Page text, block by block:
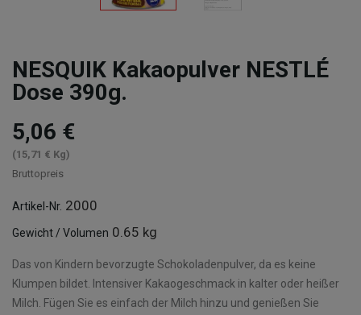
NESQUIK Kakaopulver NESTLÉ
Dose 390g.
5,06 €
(15,71 € Kg)
Bruttopreis
Artikel-Nr. 2000
Gewicht / Volumen 0.65 kg
Das von Kindern bevorzugte Schokoladenpulver, da es keine
Klumpen bildet. Intensiver Kakaogeschmack in kalter oder heißer
Milch. Fügen Sie es einfach der Milch hinzu und genießen Sie